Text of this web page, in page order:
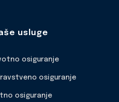
usluge
osiguranje
osiguranje
osiguranje